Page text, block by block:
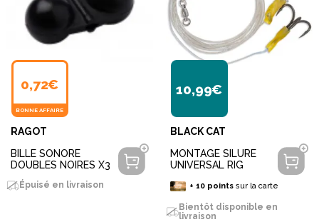
0,72€
BONNE AFFAIRE
RAGOT
BILLE SONORE
DOUBLES NOIRES X3
Épuisé en livraison
10,99€
BLACK CAT
MONTAGE SILURE
UNIVERSAL RIG
+ 10pointssur la carte
Bientôt disponible en
livraison